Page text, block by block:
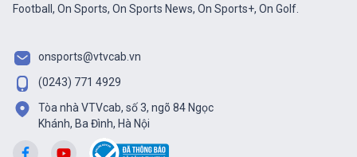
Football, On Sports, On Sports News, On Sports+, On Golf.
onsports@vtvcab.vn
(0243) 771 4929
Tòa nhà VTVcab, số 3, ngõ 84 Ngọc
Khánh, Ba Đình, Hà Nội